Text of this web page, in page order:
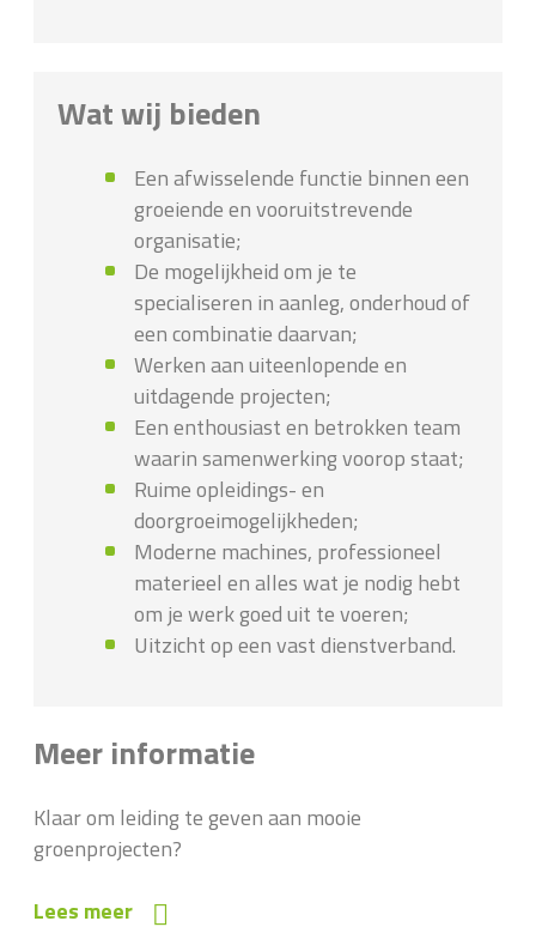
Wat wij bieden
Een afwisselende functie binnen een
groeiende en vooruitstrevende
organisatie;
De mogelijkheid om je te
specialiseren in aanleg, onderhoud of
een combinatie daarvan;
Werken aan uiteenlopende en
uitdagende projecten;
Een enthousiast en betrokken team
waarin samenwerking voorop staat;
Ruime opleidings- en
doorgroeimogelijkheden;
Moderne machines, professioneel
materieel en alles wat je nodig hebt
om je werk goed uit te voeren;
Uitzicht op een vast dienstverband.
Meer informatie
Klaar om leiding te geven aan mooie
groenprojecten?
Lees meer